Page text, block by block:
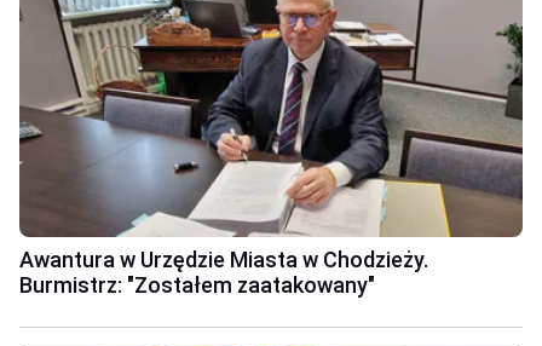
Awantura w Urzędzie Miasta w Chodzieży.
Burmistrz: "Zostałem zaatakowany"